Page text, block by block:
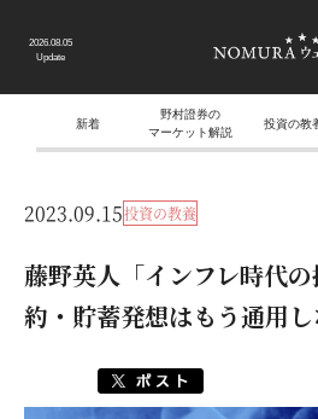
2026.08.05
Update
新着
野村證券の
マーケット解説
投資の教
2023.09.15投資の教養
藤野英人「インフレ時代
約・貯蓄発想はもう通用し